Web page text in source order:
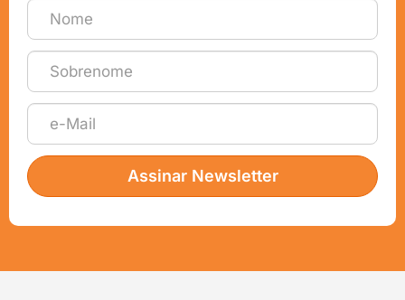
Assinar Newsletter